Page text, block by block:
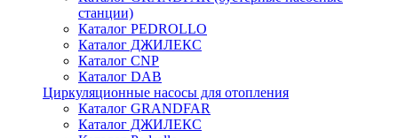
станции)
Каталог PEDROLLO
Каталог ДЖИЛЕКС
Каталог CNP
Каталог DAB
Циркуляционные насосы для отопления
Каталог GRANDFAR
Каталог ДЖИЛЕКС